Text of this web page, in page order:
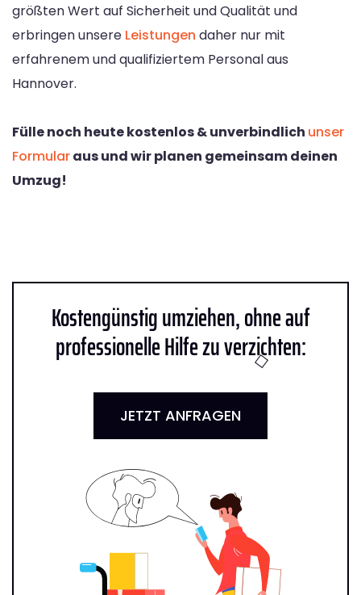
größten Wert auf Sicherheit und Qualität und
erbringen unsere Leistungen daher nur mit
erfahrenem und qualifiziertem Personal aus
Hannover.
Fülle noch heute kostenlos & unverbindlich unser
Formularaus und wir planen gemeinsam deinen
Umzug!
Kostengünstig umziehen, ohne auf
professionelle Hilfe zu verzichten:
JETZT ANFRAGEN